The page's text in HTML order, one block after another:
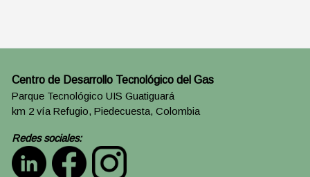
Centro de Desarrollo Tecnológico del Gas
Parque Tecnológico UIS Guatiguará
km 2 vía Refugio, Piedecuesta, Colombia
Redes sociales: